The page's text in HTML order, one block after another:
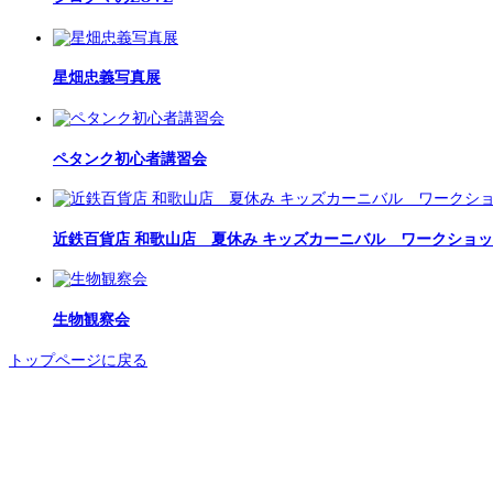
星畑忠義写真展
ペタンク初心者講習会
近鉄百貨店 和歌山店 夏休み キッズカーニバル ワークショ
生物観察会
トップページに戻る